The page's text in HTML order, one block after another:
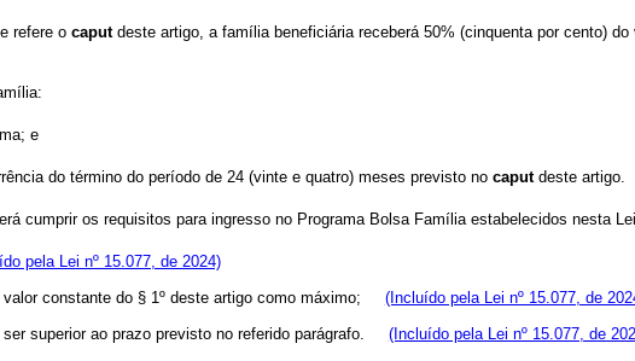
refere o caputdeste artigo, a família beneficiária receberá 50% (cinquenta por cento)
e
do término do período de 24 (vinte e quatro) meses previsto no caputdeste artigo.
cumprir os requisitos para ingresso no Programa Bolsa Família estabelecidos nesta
pela Lei nº 15.077, de 2024)
valor constante do § 1º deste artigo como máximo; (Incluído pela Lei nº 15.077, de
ser superior ao prazo previsto no referido parágrafo. (Incluído pela Lei nº 15.077, de